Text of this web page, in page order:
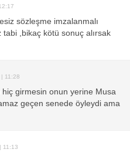
sözleşme imzalanmalı
tabi ,bikaç kötü sonuç alırsak
11:28
girmesin onun yerine Musa
geçen senede öyleydi ama
11:13